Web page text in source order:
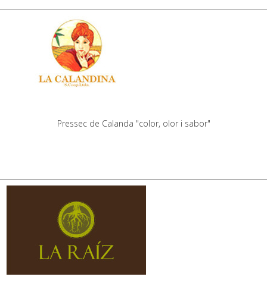
Pressec de Calanda "color, olor i sabor"